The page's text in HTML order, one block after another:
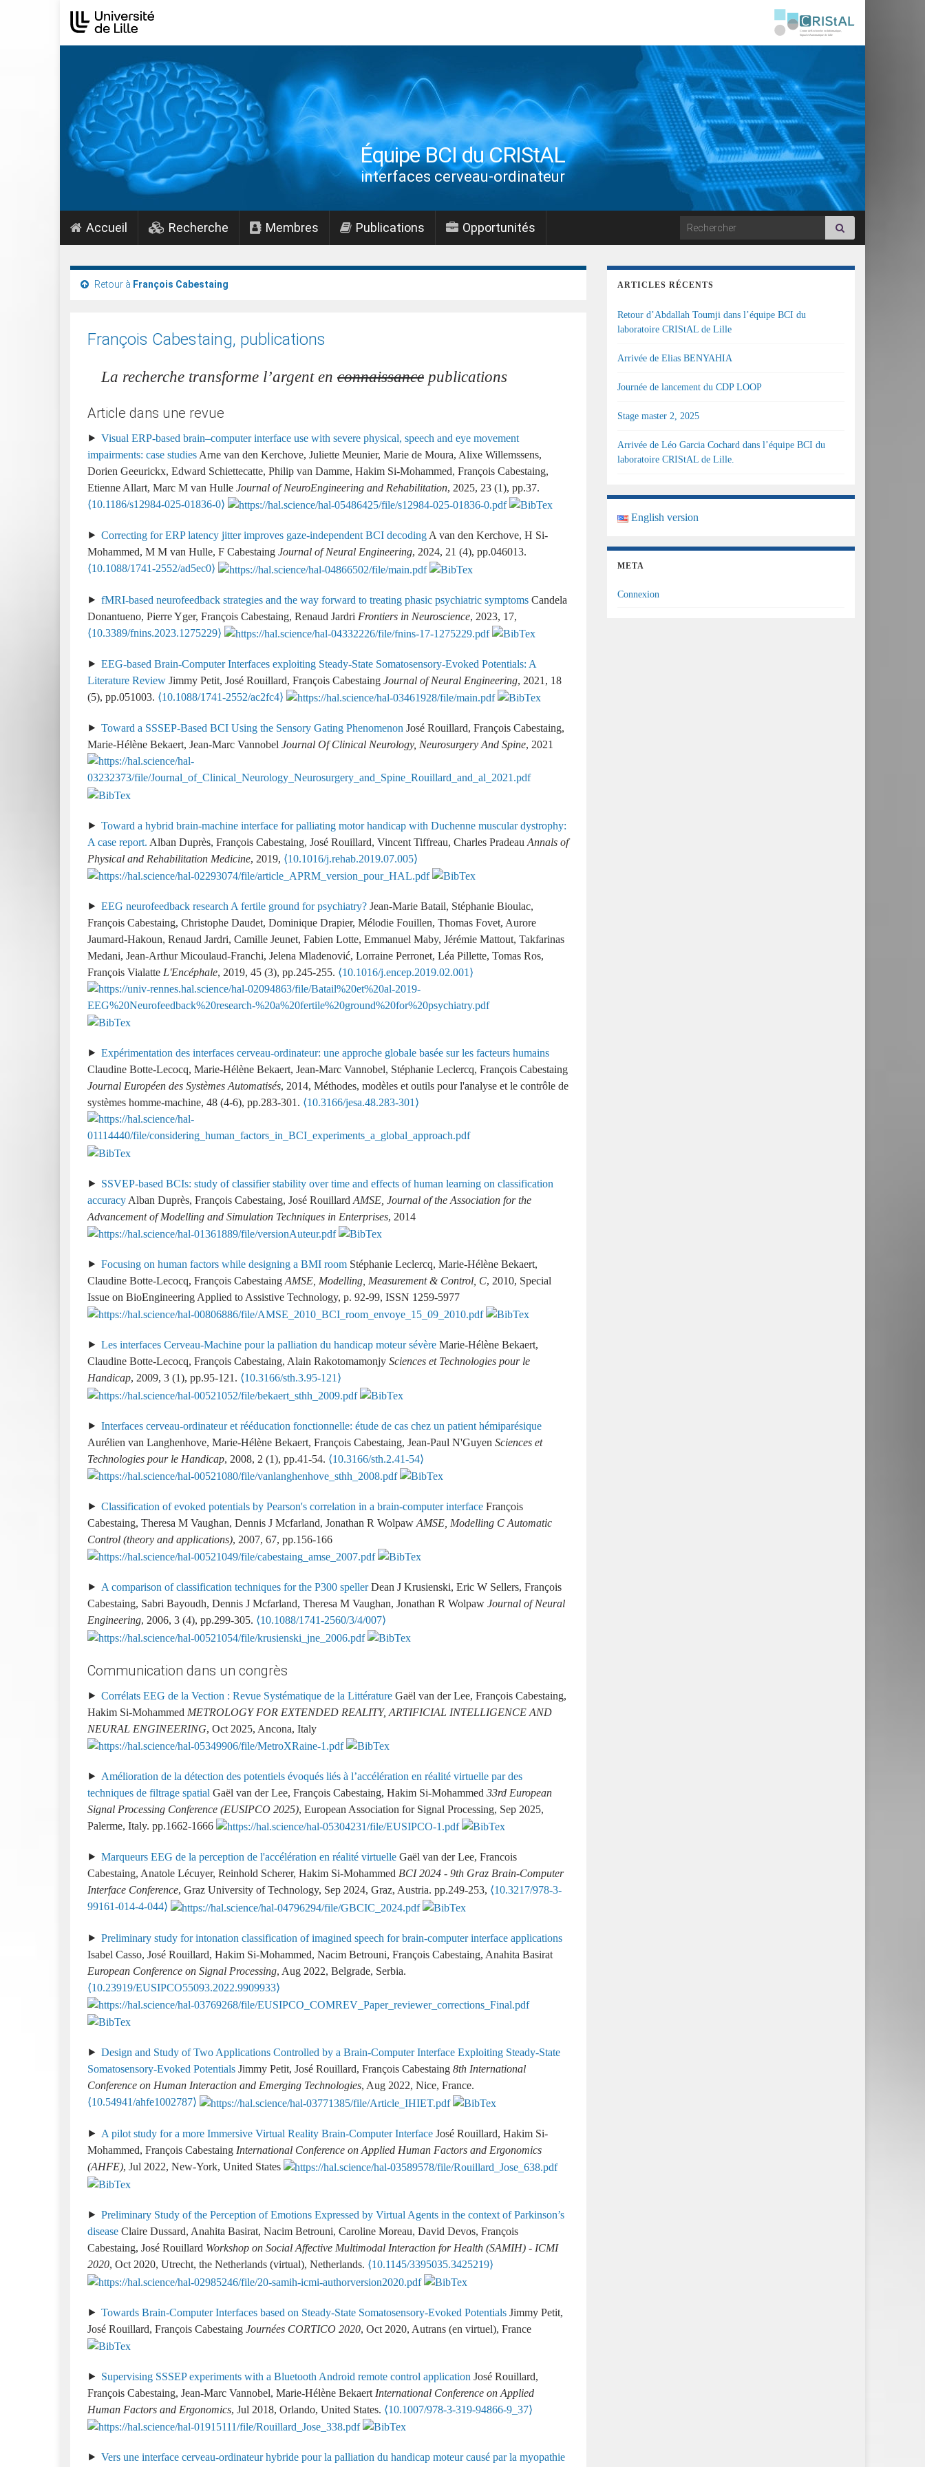
Équipe BCI du CRIStAL
interfaces cerveau-ordinateur
Accueil Recherche Membres Publications Opportunités Search for:
Retour à François Cabestaing
François Cabestaing, publications
La recherche transforme l’argent en connaissance publications
Article dans une revue
Visual ERP-based brain–computer interface use with severe physical, speech and eye movement
impairments: case studies Arne van den Kerchove, Juliette Meunier, Marie de Moura, Alixe Willemssens,
Dorien Geeurickx, Edward Schiettecatte, Philip van Damme, Hakim Si-Mohammed, François Cabestaing,
Etienne Allart, Marc M van Hulle Journal of NeuroEngineering and Rehabilitation, 2025, 23 (1), pp.37.
⟨10.1186/s12984-025-01836-0⟩
Correcting for ERP latency jitter improves gaze-independent BCI decoding A van den Kerchove, H Si-
Mohammed, M M van Hulle, F Cabestaing Journal of Neural Engineering, 2024, 21 (4), pp.046013.
⟨10.1088/1741-2552/ad5ec0⟩
fMRI-based neurofeedback strategies and the way forward to treating phasic psychiatric symptoms Candela
Donantueno, Pierre Yger, François Cabestaing, Renaud Jardri Frontiers in Neuroscience, 2023, 17,
⟨10.3389/fnins.2023.1275229⟩
EEG-based Brain-Computer Interfaces exploiting Steady-State Somatosensory-Evoked Potentials: A
Literature Review Jimmy Petit, José Rouillard, François Cabestaing Journal of Neural Engineering, 2021, 18
(5), pp.051003. ⟨10.1088/1741-2552/ac2fc4⟩
Toward a SSSEP-Based BCI Using the Sensory Gating Phenomenon José Rouillard, François Cabestaing,
Marie-Hélène Bekaert, Jean-Marc Vannobel Journal Of Clinical Neurology, Neurosurgery And Spine, 2021
Toward a hybrid brain-machine interface for palliating motor handicap with Duchenne muscular dystrophy:
A case report. Alban Duprès, François Cabestaing, José Rouillard, Vincent Tiffreau, Charles Pradeau Annals of
Physical and Rehabilitation Medicine, 2019, ⟨10.1016/j.rehab.2019.07.005⟩
EEG neurofeedback research A fertile ground for psychiatry? Jean-Marie Batail, Stéphanie Bioulac,
François Cabestaing, Christophe Daudet, Dominique Drapier, Mélodie Fouillen, Thomas Fovet, Aurore
Jaumard-Hakoun, Renaud Jardri, Camille Jeunet, Fabien Lotte, Emmanuel Maby, Jérémie Mattout, Takfarinas
Medani, Jean-Arthur Micoulaud-Franchi, Jelena Mladenović, Lorraine Perronet, Léa Pillette, Tomas Ros,
François Vialatte L'Encéphale, 2019, 45 (3), pp.245-255. ⟨10.1016/j.encep.2019.02.001⟩
Expérimentation des interfaces cerveau-ordinateur: une approche globale basée sur les facteurs humains
Claudine Botte-Lecocq, Marie-Hélène Bekaert, Jean-Marc Vannobel, Stéphanie Leclercq, François Cabestaing
Journal Européen des Systèmes Automatisés, 2014, Méthodes, modèles et outils pour l'analyse et le contrôle de
systèmes homme-machine, 48 (4-6), pp.283-301. ⟨10.3166/jesa.48.283-301⟩
SSVEP-based BCIs: study of classifier stability over time and effects of human learning on classification
accuracy Alban Duprès, François Cabestaing, José Rouillard AMSE, Journal of the Association for the
Advancement of Modelling and Simulation Techniques in Enterprises, 2014
Focusing on human factors while designing a BMI room Stéphanie Leclercq, Marie-Hélène Bekaert,
Claudine Botte-Lecocq, François Cabestaing AMSE, Modelling, Measurement & Control, C, 2010, Special
Issue on BioEngineering Applied to Assistive Technology, p. 92-99, ISSN 1259-5977
Les interfaces Cerveau-Machine pour la palliation du handicap moteur sévère Marie-Hélène Bekaert,
Claudine Botte-Lecocq, François Cabestaing, Alain Rakotomamonjy Sciences et Technologies pour le
Handicap, 2009, 3 (1), pp.95-121. ⟨10.3166/sth.3.95-121⟩
Interfaces cerveau-ordinateur et rééducation fonctionnelle: étude de cas chez un patient hémiparésique
Aurélien van Langhenhove, Marie-Hélène Bekaert, François Cabestaing, Jean-Paul N'Guyen Sciences et
Technologies pour le Handicap, 2008, 2 (1), pp.41-54. ⟨10.3166/sth.2.41-54⟩
Classification of evoked potentials by Pearson's correlation in a brain-computer interface François
Cabestaing, Theresa M Vaughan, Dennis J Mcfarland, Jonathan R Wolpaw AMSE, Modelling C Automatic
Control (theory and applications), 2007, 67, pp.156-166
A comparison of classification techniques for the P300 speller Dean J Krusienski, Eric W Sellers, François
Cabestaing, Sabri Bayoudh, Dennis J Mcfarland, Theresa M Vaughan, Jonathan R Wolpaw Journal of Neural
Engineering, 2006, 3 (4), pp.299-305. ⟨10.1088/1741-2560/3/4/007⟩
Communication dans un congrès
Corrélats EEG de la Vection : Revue Systématique de la Littérature Gaël van der Lee, François Cabestaing,
Hakim Si-Mohammed METROLOGY FOR EXTENDED REALITY, ARTIFICIAL INTELLIGENCE AND
NEURAL ENGINEERING, Oct 2025, Ancona, Italy
Amélioration de la détection des potentiels évoqués liés à l’accélération en réalité virtuelle par des
techniques de filtrage spatial Gaël van der Lee, François Cabestaing, Hakim Si-Mohammed 33rd European
Signal Processing Conference (EUSIPCO 2025), European Association for Signal Processing, Sep 2025,
Palerme, Italy. pp.1662-1666
Marqueurs EEG de la perception de l'accélération en réalité virtuelle Gaël van der Lee, Francois
Cabestaing, Anatole Lécuyer, Reinhold Scherer, Hakim Si-Mohammed BCI 2024 - 9th Graz Brain-Computer
Interface Conference, Graz University of Technology, Sep 2024, Graz, Austria. pp.249-253, ⟨10.3217/978-3-
99161-014-4-044⟩
Preliminary study for intonation classification of imagined speech for brain-computer interface applications
Isabel Casso, José Rouillard, Hakim Si-Mohammed, Nacim Betrouni, François Cabestaing, Anahita Basirat
European Conference on Signal Processing, Aug 2022, Belgrade, Serbia.
⟨10.23919/EUSIPCO55093.2022.9909933⟩
Design and Study of Two Applications Controlled by a Brain-Computer Interface Exploiting Steady-State
Somatosensory-Evoked Potentials Jimmy Petit, José Rouillard, François Cabestaing 8th International
Conference on Human Interaction and Emerging Technologies, Aug 2022, Nice, France.
⟨10.54941/ahfe1002787⟩
A pilot study for a more Immersive Virtual Reality Brain-Computer Interface José Rouillard, Hakim Si-
Mohammed, François Cabestaing International Conference on Applied Human Factors and Ergonomics
(AHFE), Jul 2022, New-York, United States
Preliminary Study of the Perception of Emotions Expressed by Virtual Agents in the context of Parkinson’s
disease Claire Dussard, Anahita Basirat, Nacim Betrouni, Caroline Moreau, David Devos, François
Cabestaing, José Rouillard Workshop on Social Affective Multimodal Interaction for Health (SAMIH) - ICMI
2020, Oct 2020, Utrecht, the Netherlands (virtual), Netherlands. ⟨10.1145/3395035.3425219⟩
Towards Brain-Computer Interfaces based on Steady-State Somatosensory-Evoked Potentials Jimmy Petit,
José Rouillard, François Cabestaing Journées CORTICO 2020, Oct 2020, Autrans (en virtuel), France
Supervising SSSEP experiments with a Bluetooth Android remote control application José Rouillard,
François Cabestaing, Jean-Marc Vannobel, Marie-Hélène Bekaert International Conference on Applied
Human Factors and Ergonomics, Jul 2018, Orlando, United States. ⟨10.1007/978-3-319-94866-9_37⟩
Vers une interface cerveau-ordinateur hybride pour la palliation du handicap moteur causé par la myopathie
ARTICLES RÉCENTS
Retour d’Abdallah Toumji dans l’équipe BCI du
laboratoire CRIStAL de Lille
Arrivée de Elias BENYAHIA
Journée de lancement du CDP LOOP
Stage master 2, 2025
Arrivée de Léo Garcia Cochard dans l’équipe BCI du
laboratoire CRIStAL de Lille.
English version
META
Connexion